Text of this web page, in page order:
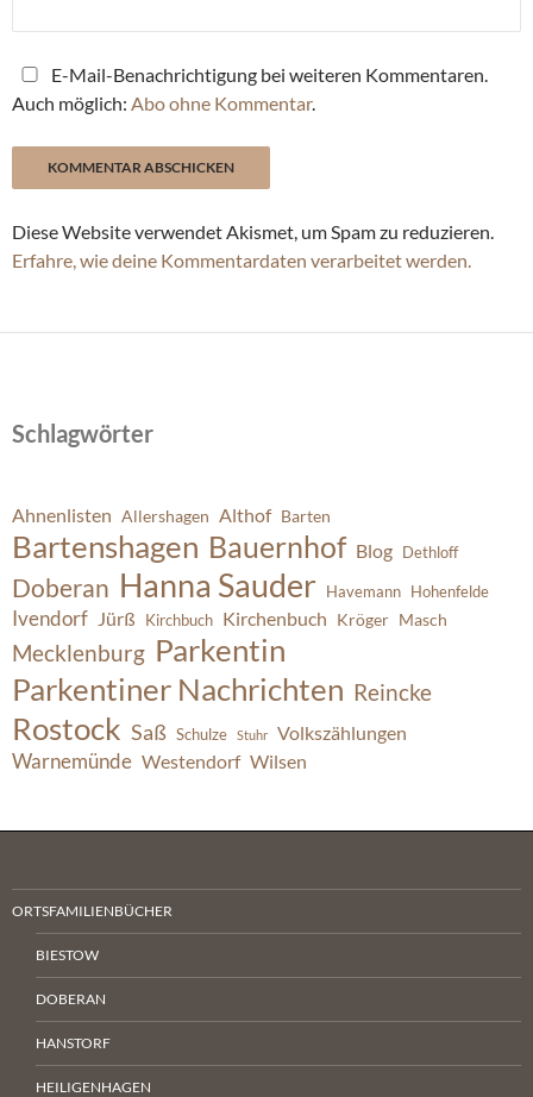
E-Mail-Benachrichtigung bei weiteren Kommentaren.
Auch möglich: Abo ohne Kommentar.
Diese Website verwendet Akismet, um Spam zu reduzieren.
Erfahre, wie deine Kommentardaten verarbeitet werden.
Schlagwörter
Ahnenlisten Allershagen Althof Barten
Bartenshagen Bauernhof Blog Dethloff
Doberan Hanna Sauder Havemann Hohenfelde
Ivendorf Jürß Kirchbuch Kirchenbuch Kröger Masch
Mecklenburg Parkentin
Parkentiner Nachrichten Reincke
Rostock Saß Schulze Stuhr Volkszählungen
Warnemünde Westendorf Wilsen
ORTSFAMILIENBÜCHER
BIESTOW
DOBERAN
HANSTORF
HEILIGENHAGEN